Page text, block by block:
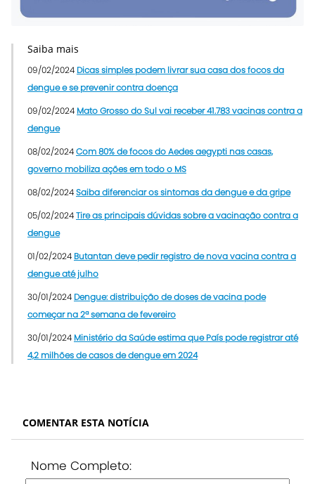
Saiba mais
09/02/2024 Dicas simples podem livrar sua casa dos focos da
dengue e se prevenir contra doença
09/02/2024 Mato Grosso do Sul vai receber 41.783 vacinas contra a
dengue
08/02/2024Com 80% de focos do Aedes aegypti nas casas,
governo mobiliza ações em todo o MS
08/02/2024Saiba diferenciar os sintomas da dengue e da gripe
05/02/2024Tire as principais dúvidas sobre a vacinação contra a
dengue
01/02/2024 Butantan deve pedir registro de nova vacina contra a
dengue até julho
30/01/2024 Dengue: distribuição de doses de vacina pode
começar na 2ª semana de fevereiro
30/01/2024 Ministério da Saúde estima que País pode registrar até
4,2 milhões de casos de dengue em 2024
COMENTAR ESTA NOTÍCIA
Nome Completo: